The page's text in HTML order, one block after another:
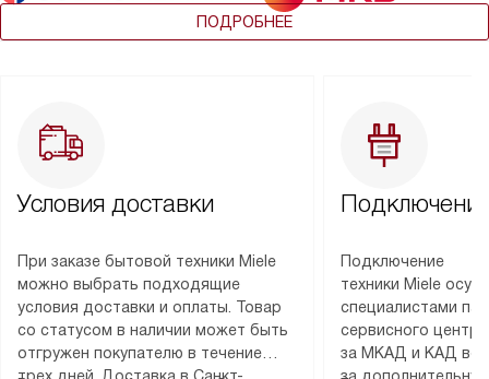
ПОДРОБНЕЕ
Условия доставки
При заказе бытовой техники Miele
можно выбрать подходящие
условия доставки и оплаты. Товар
со статусом в наличии может быть
отгружен покупателю в течение
трех дней. Доставка в Санкт-
Подключение
техники Miele
специалистами
сервисного
за МКАД и КАД
за